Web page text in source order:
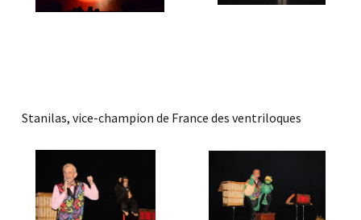
Stanilas, vice-champion de France des ventriloques